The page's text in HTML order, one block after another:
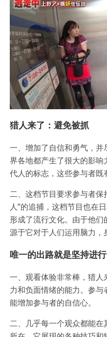
猎人来了：避免被抓
一、增加了自信和勇气，
界各地都产生了很大的影
代人的标志，这些参与者既
二、这档节目要求参与者保
人”的追捕，这档节目也在
形成了流行文化。由于他
源于它对于人们运用脑力，
唯一的出路就是坚持进
一、观看体验非常棒，猎
力和负面情绪的能力。参
能增加参与者的自信心。
二、几乎每一个观众都能